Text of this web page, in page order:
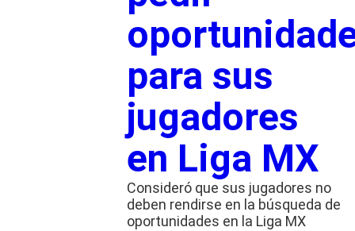
para sus
jugadores
en Liga MX
Consideró que sus jugadores no
deben rendirse en la búsqueda de
oportunidades en la Liga MX